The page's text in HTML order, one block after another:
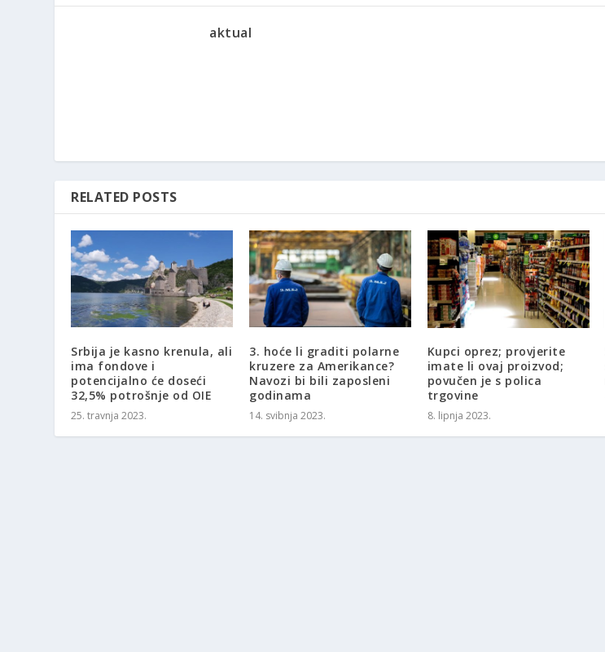
aktual
RELATED POSTS
Srbija je kasno krenula, ali
ima fondove i
potencijalno će doseći
32,5% potrošnje od OIE
25. travnja 2023.
3. hoće li graditi polarne
kruzere za Amerikance?
Navozi bi bili zaposleni
godinama
14. svibnja 2023.
Kupci oprez; provjerite
imate li ovaj proizvod;
povučen je s polica
trgovine
8. lipnja 2023.